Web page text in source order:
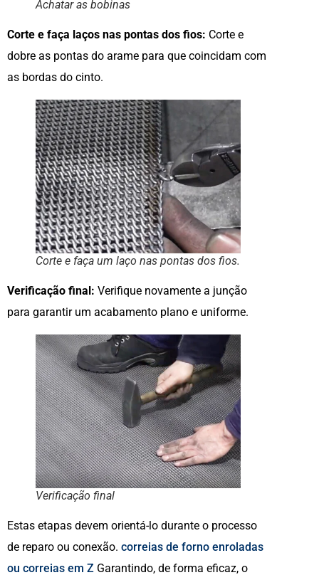
Achatar as bobinas
Corte e faça laços nas pontas dos fios: Corte e
dobre as pontas do arame para que coincidam com
as bordas do cinto.
Corte e faça um laço nas pontas dos fios.
Verificação final: Verifique novamente a junção
para garantir um acabamento plano e uniforme.
Verificação final
Estas etapas devem orientá-lo durante o processo
de reparo ou conexão. correias de forno enroladas
ou correias em Z Garantindo, de forma eficaz, o